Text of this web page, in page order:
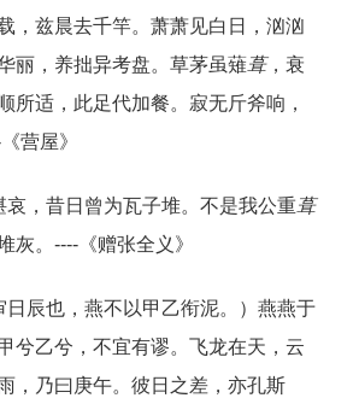
，兹晨去千竿。萧萧见白日，汹汹
丽，养拙异考盘。草茅虽薙葺，衰
所适，此足代加餐。寂无斤斧响，
营屋》
哀，昔日曾为瓦子堆。不是我公重葺
灰。----《赠张全义》
日辰也，燕不以甲乙衔泥。）燕燕于
兮乙兮，不宜有谬。飞龙在天，云
，乃曰庚午。彼日之差，亦孔斯